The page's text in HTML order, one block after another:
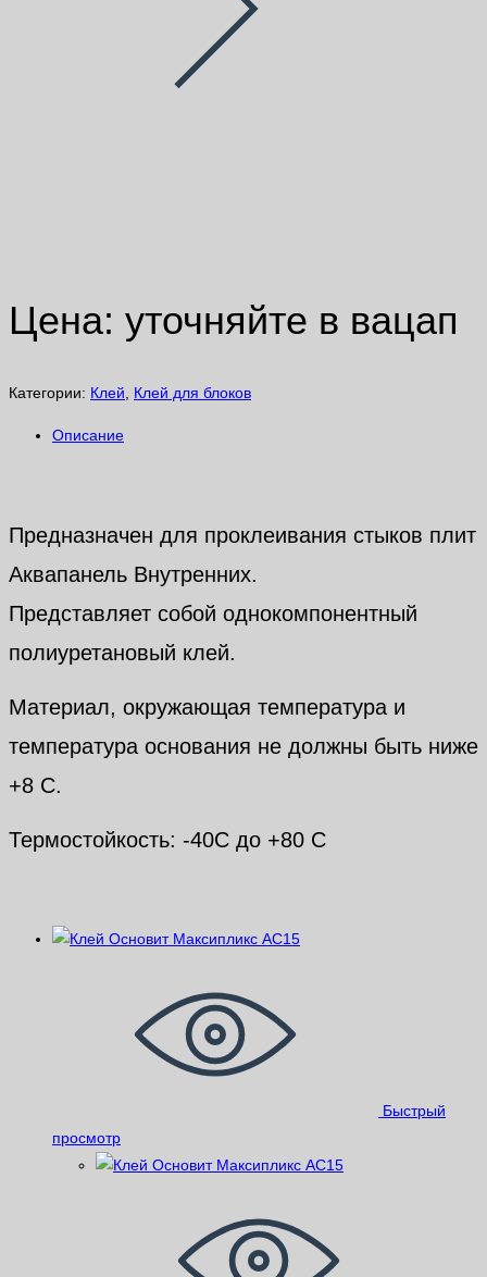
Цена: уточняйте в вацап
Категории: Клей Клей для блоков
Описание
Предназначен для проклеивания стыков плит
Аквапанель Внутренних.
Представляет собой однокомпонентный
полиуретановый клей.
Материал, окружающая температура и
температура основания не должны быть ниже
+8 С.
Термостойкость: -40С до +80 С
Быстрый
просмотр